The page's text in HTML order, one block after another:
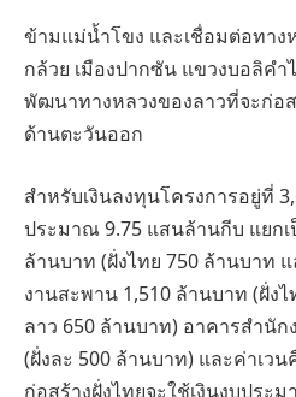
ข้ามแม่น้ำโขง และเชื่อมต่อทาง
กล้วย เมืองปากซัน แขวงบอลิค
พัฒนาทางหลวงของลาวที่จะก่อ
ด้านตะวันออก
สำหรับเงินลงทุนโครงการอยู่ที่
ประมาณ 9.75 แสนล้านกีบ แยก
ล้านบาท (ฝั่งไทย 750 ล้านบาท
งานสะพาน 1,510 ล้านบาท (ฝั่ง
ลาว 650 ล้านบาท) อาคารสำนั
(ฝั่งละ 500 ล้านบาท) และค่าเว
ก่อสร้างฝั่งไทยจะใช้เงินงบประ